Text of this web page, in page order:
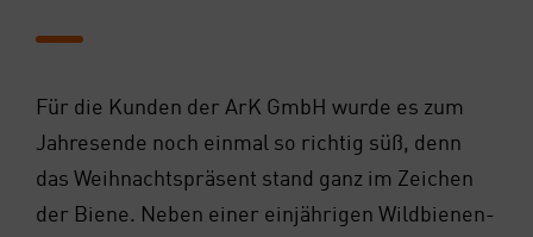
Für die Kun­den der ArK GmbH wur­de es zum
Jah­res­en­de noch ein­mal so rich­tig süß, denn
das Weih­nachts­prä­sent stand ganz im Zei­chen
der Bie­ne. Neben einer ein­jäh­ri­gen Wild­bie­nen-